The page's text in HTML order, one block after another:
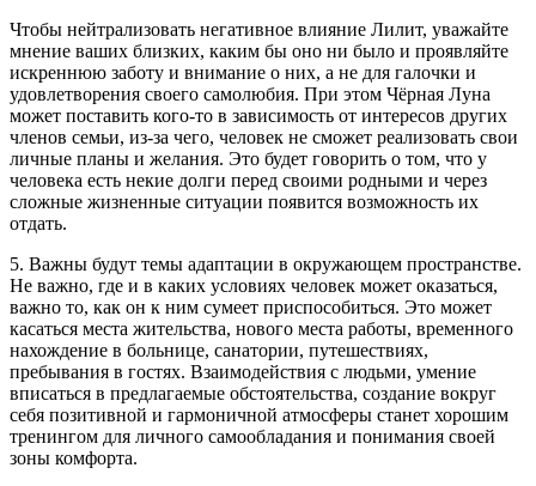
Чтобы нейтрализовать негативное влияние Лилит, уважайте
мнение ваших близких, каким бы оно ни было и проявляйте
искреннюю заботу и внимание о них, а не для галочки и
удовлетворения своего самолюбия. При этом Чёрная Луна
может поставить кого-то в зависимость от интересов других
членов семьи, из-за чего, человек не сможет реализовать свои
личные планы и желания. Это будет говорить о том, что у
человека есть некие долги перед своими родными и через
сложные жизненные ситуации появится возможность их
отдать.
5. Важны будут темы адаптации в окружающем пространстве.
Не важно, где и в каких условиях человек может оказаться,
важно то, как он к ним сумеет приспособиться. Это может
касаться места жительства, нового места работы, временного
нахождение в больнице, санатории, путешествиях,
пребывания в гостях. Взаимодействия с людьми, умение
вписаться в предлагаемые обстоятельства, создание вокруг
себя позитивной и гармоничной атмосферы станет хорошим
тренингом для личного самообладания и понимания своей
зоны комфорта.